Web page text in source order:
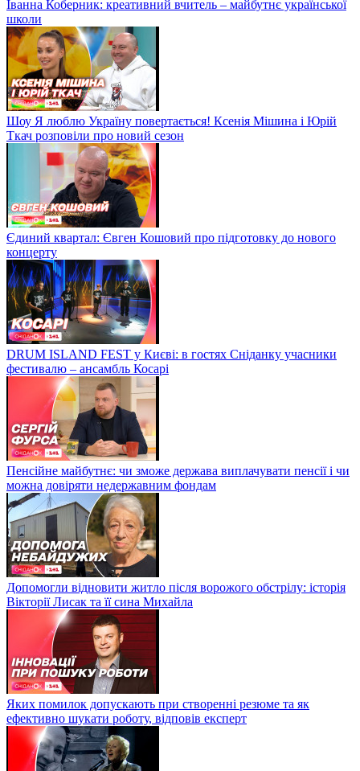
Іванна Коберник: креативний вчитель – майбутнє української
школи
Шоу Я люблю Україну повертається! Ксенія Мішина і Юрій
Ткач розповіли про новий сезон
Єдиний квартал: Євген Кошовий про підготовку до нового
концерту
DRUM ISLAND FEST у Києві: в гостях Сніданку учасники
фестивалю – ансамбль Косарі
Пенсійне майбутнє: чи зможе держава виплачувати пенсії і чи
можна довіряти недержавним фондам
Допомогли відновити житло після ворожого обстрілу: історія
Вікторії Лисак та її сина Михайла
Яких помилок допускають при створенні резюме та як
ефективно шукати роботу, відповів експерт